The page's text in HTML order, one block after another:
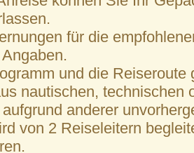
für die
und die
nautischen, technischen
anderer
von 2 Reiseleitern